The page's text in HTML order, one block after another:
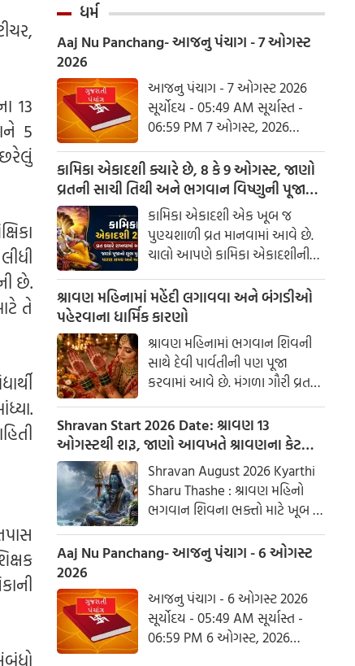
13
5
છે.
તે
ધર્મ
Aaj Nu Panchang- આજનુ પંચાગ - 7 ઓગસ્ટ
2026
આજનુ પંચાગ - 7 ઓગસ્ટ 2026
સૂર્યોદય - 05:49 AM સૂર્યાસ્ત -
06:59 PM 7 ઓગસ્ટ, 2026
શુક્રવાર આષાઢ વદ નોમ - વિક્રમ
સંવત 2082
કામિકા એકાદશી ક્યારે છે, 8 કે 9 ઓગસ્ટ, જાણો
વ્રતની સાચી તિથી અને ભગવાન વિષ્ણુની પૂજાનું
શુભ મુહૂર્ત
કામિકા એકાદશી એક ખૂબ જ
પુણ્યશાળી વ્રત માનવામાં આવે છે.
ચાલો આપણે કામિકા એકાદશીની
ચોક્કસ તારીખ અને આ દિવસે પૂજા
કરવાનો શુભ સમય જાણીએ.
શ્રાવણ મહિનામાં મહેંદી લગાવવા અને બંગડીઓ
પહેરવાના ધાર્મિક કારણો
શ્રાવણ મહિનામાં ભગવાન શિવની
સાથે દેવી પાર્વતીની પણ પૂજા
કરવામાં આવે છે. મંગળા ગૌરી વ્રત
અને હરિયાળી તીજ જેવા પ્રસંગોએ
મહેંદી લગાવવી અને લીલા રંગના
કપડાં પહેરવા એ પતિના લાંબા
માટે શુભ માનવામાં આવે છે.
આપણી પરંપરાઓમાં, સ્ત્રીઓને
પ્રકૃતિનું સ્વરૂપ માનવામાં આવે છે.
Shravan Start 2026 Date: શ્રાવણ 13
ઓગસ્ટથી શરૂ, જાણો આવખતે શ્રાવણના કેટલા
સોમવાર રહેશે
Shravan August 2026 Kyarthi
Sharu Thashe : શ્રાવણ મહિનો
ભગવાન શિવના ભક્તો માટે ખૂબ જ
ખાસ છે. આ મહિનામાં ભગવાન
શિવની પૂજા કરવાથી ઈચ્છાઓ
ઝડપથી પૂર્ણ થાય છે. ધાર્મિક
માન્યતાઓ અનુસાર, ભગવાન શિવે
આ મહિનામાં દેવી પાર્વતીને પોતાની
પત્ની તરીકે સ્વીકાર્યા હતા. ચાલો
જાણીએ કે આ વર્ષે શ્રાવણમાં કેટલા
Aaj Nu Panchang- આજનુ પંચાગ - 6 ઓગસ્ટ
2026
આજનુ પંચાગ - 6 ઓગસ્ટ 2026
સૂર્યોદય - 05:49 AM સૂર્યાસ્ત -
06:59 PM 6 ઓગસ્ટ, 2026